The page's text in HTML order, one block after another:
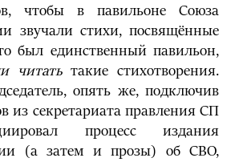
чтобы в павильоне Союза
звучали стихи, посвящённые
был единственный павильон,
читатьтакие стихотворения.
опять же, подключив
из секретариата правления СП
процесс издания
(а затем и прозы) об СВО,